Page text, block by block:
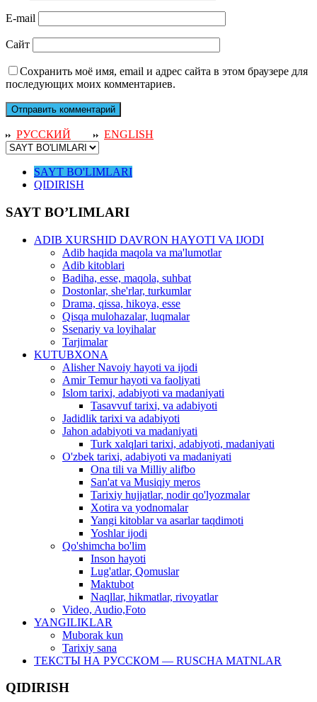
E-mail
Сайт
Сохранить моё имя, email и адрес сайта в этом браузере для
последующих моих комментариев.
РУССКИЙ ENGLISH
SAYT BO'LIMLARI
QIDIRISH
SAYT BO’LIMLARI
ADIB XURSHID DAVRON HAYOTI VA IJODI
Adib haqida maqola va ma'lumotlar
Adib kitoblari
Badiha, esse, maqola, suhbat
Dostonlar, she'rlar, turkumlar
Drama, qissa, hikoya, esse
Qisqa mulohazalar, luqmalar
Ssenariy va loyihalar
Tarjimalar
KUTUBXONA
Alisher Navoiy hayoti va ijodi
Amir Temur hayoti va faoliyati
Islom tarixi, adabiyoti va madaniyati
Tasavvuf tarixi, va adabiyoti
Jadidlik tarixi va adabiyoti
Jahon adabiyoti va madaniyati
Turk xalqlari tarixi, adabiyoti, madaniyati
O'zbek tarixi, adabiyoti va madaniyati
Ona tili va Milliy alifbo
San'at va Musiqiy meros
Tarixiy hujjatlar, nodir qo'lyozmalar
Xotira va yodnomalar
Yangi kitoblar va asarlar taqdimoti
Yoshlar ijodi
Qo'shimcha bo'lim
Inson hayoti
Lug'atlar, Qomuslar
Maktubot
Naqllar, hikmatlar, rivoyatlar
Video, Audio,Foto
YANGILIKLAR
Muborak kun
Tarixiy sana
ТЕКСТЫ НА РУССКОМ — RUSCHA MATNLAR
QIDIRISH